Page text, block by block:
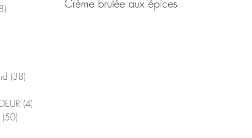
(38)
(4)
(50)
Crème brulée aux épices